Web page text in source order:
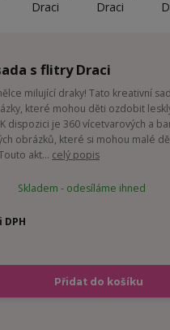
s flitry Draci
milující draky! Tato kreativní
které mohou děti ozdobit
dispozici je 360 ​​vícetvarových a
obrázků, které si mohou malé
akt... celý popis
Skladem - odesíláme ihned
Přidat do košíku